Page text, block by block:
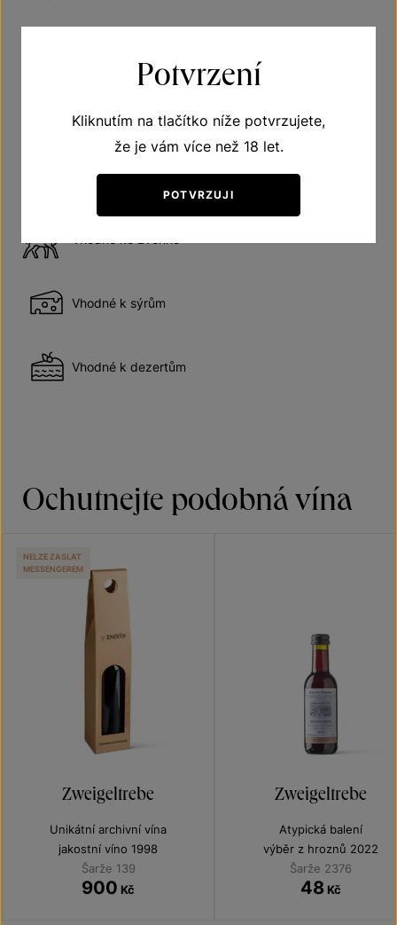
Doporučená teplota vína při podávání 10–12 °C
Vhodné k sýrům
Vhodné k dezertům
Ochutnejte podobná vína
Zweigeltrebe
Unikátní archivní vína
jakostní víno 1998
Šarže 139
900 Kč
NELZE ZASLAT
MESSENGEREM
Zweigeltrebe
Atypická balení
výběr z hroznů 2022
Šarže 2376
48 Kč
Potvrzení
Kliknutím na tlačítko níže potvrzujete,
že je vám více než 18 let.
POTVRZUJI